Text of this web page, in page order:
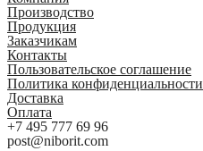
Производство
Продукция
Заказчикам
Контакты
Пользовательское соглашение
Политика конфиденциальности
Доставка
Оплата
+7 495 777 69 96
post@niborit.com